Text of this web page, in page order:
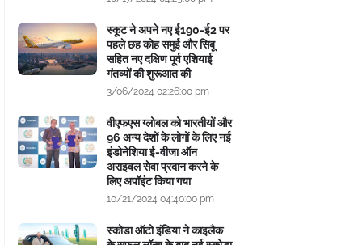
स्कूट ने अपने नए ई190-ई2 पर
पहले छह कोह समुई और सिबू
सहित नए दक्षिण पूर्व एशियाई
गंतव्यों की शुरूआत की
3/06/2024 02:26:00 pm
वीएफएस ग्लोबल को भारतीयों और
96 अन्य देशों के लोगों के लिए नई
इंडोनेशिया ई-वीजा ऑन
अराइवल सेवा प्रदान करने के
लिए अपॉइंट किया गया
10/21/2024 04:40:00 pm
स्कोडा ऑटो इंडिया ने काइलैक